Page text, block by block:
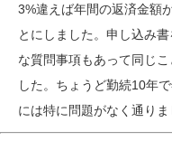
3%違えば年間の返済金額
とにしました。申し込み
な質問事項もあって同じ
した。ちょうど勤続10年
には特に問題がなく通りま